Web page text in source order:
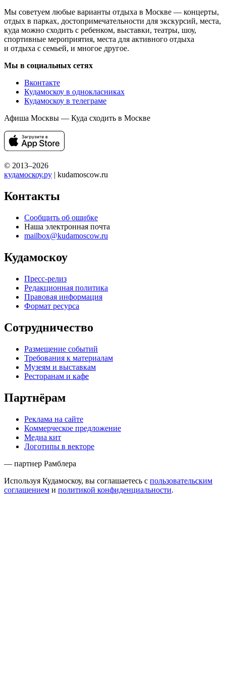
Мы советуем любые варианты отдыха в Москве — концерты,
отдых в парках, достопримечательности для экскурсий, места,
куда можно сходить с ребенком, выставки, театры, шоу,
спортивные мероприятия, места для активного отдыха
и отдыха с семьей, и многое другое.
Мы в социальных сетях
Вконтакте
Кудамоскоу в однокласниках
Кудамоскоу в телеграме
Афиша Москвы — Куда сходить в Москве
© 2013–2026
кудамоскоу.ру | kudamoscow.ru
Контакты
Сообщить об ошибке
Наша электронная почта
mailbox@kudamoscow.ru
Кудамоскоу
Пресс-релиз
Редакционная политика
Правовая информация
Формат ресурса
Сотрудничество
Размещение событий
Требования к материалам
Музеям и выставкам
Ресторанам и кафе
Партнёрам
Реклама на сайте
Коммерческое предложение
Медиа кит
Логотипы в векторе
— партнер Рамблера
Используя Кудамоскоу, вы соглашаетесь с пользовательским
соглашением и политикой конфиденциальности.